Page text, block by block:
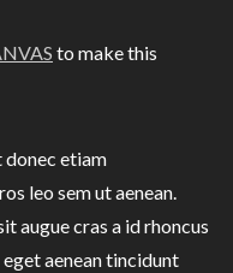
to make this
donec etiam
leo sem ut aenean.
augue cras a id rhoncus
aenean tincidunt